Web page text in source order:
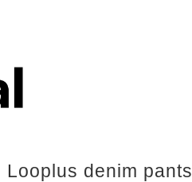
Looplus denim pants